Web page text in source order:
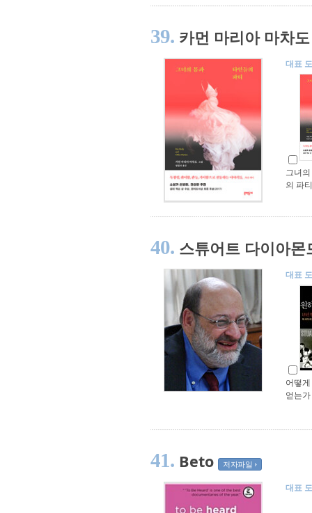
39. 카먼 마리아 마차도
대표
그녀
의 파티
40. 스튜어트 다이아몬
대표
어떻
얻는가
41. Beto 저자파일
대표